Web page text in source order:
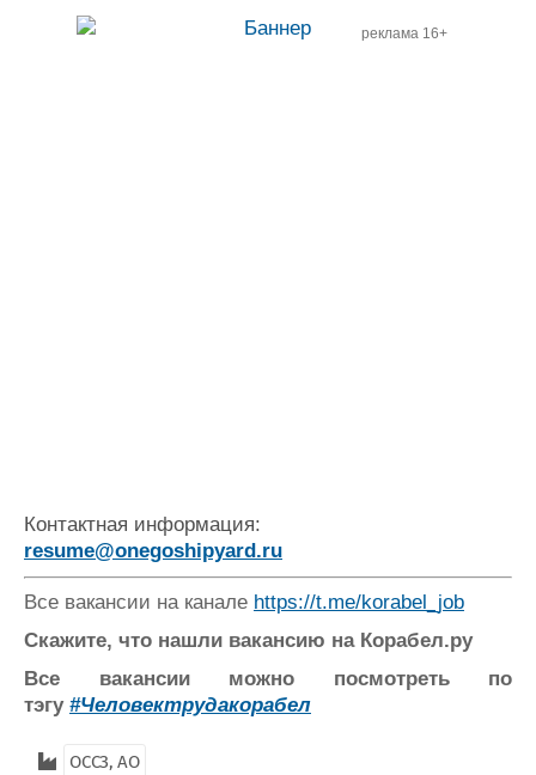
реклама 16+
Контактная информация:
resume@onegoshipyard.ru
Все вакансии на канале https://t.me/korabel_job
Скажите, что нашли вакансию на Корабел.ру
Все вакансии можно посмотреть по
тэгу #Человектрудакорабел
ОССЗ, АО